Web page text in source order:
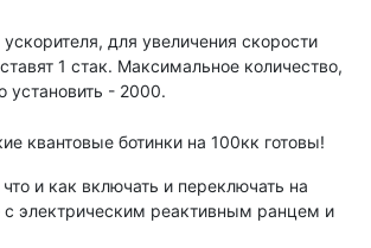
для увеличения скорости
1 стак. Максимальное количество,
установить - 2000.
квантовые ботинки на 100кк готовы!
и как включать и переключать на
с электрическим реактивным ранцем и